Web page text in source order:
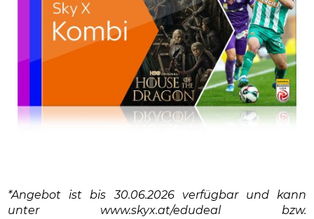
*Angebot ist bis 30.06.2026 verfügbar und kann
unter www.skyx.at/edudeal bzw.